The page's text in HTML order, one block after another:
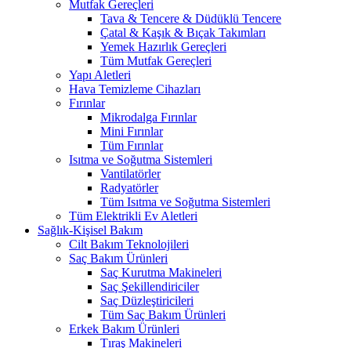
Mutfak Gereçleri
Tava & Tencere & Düdüklü Tencere
Çatal & Kaşık & Bıçak Takımları
Yemek Hazırlık Gereçleri
Tüm Mutfak Gereçleri
Yapı Aletleri
Hava Temizleme Cihazları
Fırınlar
Mikrodalga Fırınlar
Mini Fırınlar
Tüm Fırınlar
Isıtma ve Soğutma Sistemleri
Vantilatörler
Radyatörler
Tüm Isıtma ve Soğutma Sistemleri
Tüm Elektrikli Ev Aletleri
Sağlık-Kişisel Bakım
Cilt Bakım Teknolojileri
Saç Bakım Ürünleri
Saç Kurutma Makineleri
Saç Şekillendiriciler
Saç Düzleştiricileri
Tüm Saç Bakım Ürünleri
Erkek Bakım Ürünleri
Tıraş Makineleri